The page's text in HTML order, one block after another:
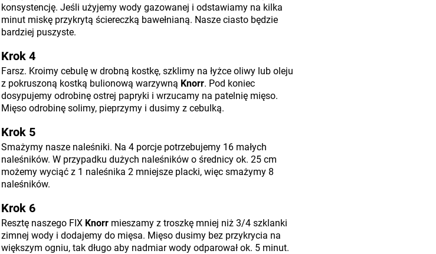
konsystencję. Jeśli użyjemy wody gazowanej i odstawiamy na kilka
minut miskę przykrytą ściereczką bawełnianą. Nasze ciasto będzie
bardziej puszyste.
Krok 4
Farsz. Kroimy cebulę w drobną kostkę, szklimy na łyżce oliwy lub oleju
z pokruszoną kostką bulionową warzywną Knorr. Pod koniec
dosypujemy odrobinę ostrej papryki i wrzucamy na patelnię mięso.
Mięso odrobinę solimy, pieprzymy i dusimy z cebulką.
Krok 5
Smażymy nasze naleśniki. Na 4 porcje potrzebujemy 16 małych
naleśników. W przypadku dużych naleśników o średnicy ok. 25 cm
możemy wyciąć z 1 naleśnika 2 mniejsze placki, więc smażymy 8
naleśników.
Krok 6
Resztę naszego FIX Knorrmieszamy z troszkę mniej niż 3/4 szklanki
zimnej wody i dodajemy do mięsa. Mięso dusimy bez przykrycia na
większym ogniu, tak długo aby nadmiar wody odparował ok. 5 minut.